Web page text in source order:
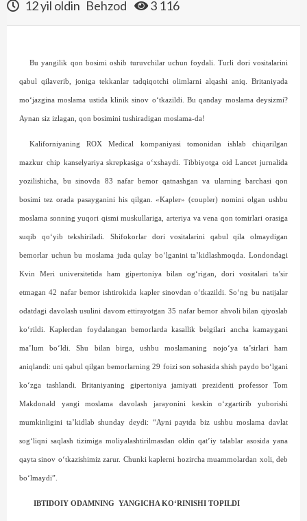
12 yil oldin Behzod 3 116
Bu yangilik qon bosimi oshib turuvchilar uchun foydali. Turli dori vositalarini
qabul qilaverib, joniga tekkanlar tadqiqotchi olimlarni alqashi aniq. Britaniyada
mo‘jazgina moslama ustida klinik sinov o‘tkazildi. Bu qanday moslama deysizmi?
Aynan siz izlagan, qon bosimini tushiradigan moslama-da!
Kaliforniyaning ROX Medical kompaniyasi tomonidan ishlab chiqarilgan
mazkur chip kanselyariya skrepkasiga o‘xshaydi. Tibbiyotga oid Lancet jurnalida
yozilishicha, bu sinovda 83 nafar bemor qatnashgan va ularning barchasi qon
bosimi tez orada pasayganini his qilgan. «Kapler» (coupler) nomini olgan ushbu
moslama sonning yuqori qismi muskullariga, arteriya va vena qon tomirlari orasiga
suqib qo‘yib tekshiriladi. Shifokorlar dori vositalarini qabul qila olmaydigan
bemorlar uchun bu moslama juda qulay bo‘lganini ta’kidlashmoqda. Londondagi
Kvin Meri universitetida ham gipertoniya bilan og‘rigan, dori vositalari ta’sir
etmagan 42 nafar bemor ishtirokida kapler sinovdan o‘tkazildi. So‘ng bu natijalar
odatdagi davolash usulini davom ettirayotgan 35 nafar bemor ahvoli bilan qiyoslab
ko‘rildi. Kaplerdan foydalangan bemorlarda kasallik belgilari ancha kamaygani
ma’lum bo‘ldi. Shu bilan birga, ushbu moslamaning nojo‘ya ta’sirlari ham
aniqlandi: uni qabul qilgan bemorlarning 29 foizi son sohasida shish paydo bo‘lgani
ko‘zga tashlandi. Britaniyaning gipertoniya jamiyati prezidenti professor Tom
Makdonald yangi moslama davolash jarayonini keskin o‘zgartirib yuborishi
mumkinligini ta’kidlab shunday deydi: “Ayni paytda biz ushbu moslama davlat
sog‘liqni saqlash tizimiga moliyalashtirilmasdan oldin qat’iy talablar asosida yana
qayta sinov o‘tkazishimiz zarur. Chunki kaplerni hozircha muammolardan xoli, deb
bo‘lmaydi”.
IBTIDOIY ODAMNING YANGICHA KO‘RINISHI TOPILDI